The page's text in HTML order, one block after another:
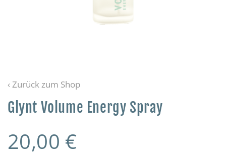
‹ Zurück zum Shop
Glynt Volume Energy Spray
20,00 €